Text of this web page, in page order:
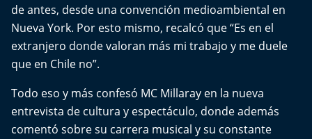
Conecta Vida
El Mejor País de Chile
Te invito a tomar once
Bío Bío en Ruta
de antes, desde una convención medioambiental en
Nueva York. Por esto mismo, recalcó que “Es en el
extranjero donde valoran más mi trabajo y me duele
que en Chile no”.
Todo eso y más confesó MC Millaray en la nueva
entrevista de cultura y espectáculo, donde además
comentó sobre su carrera musical y su constante